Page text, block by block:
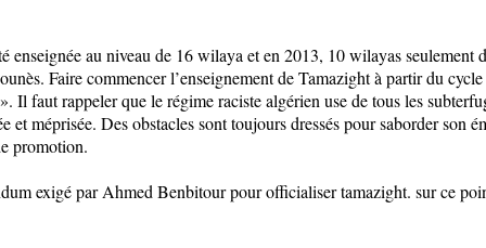
au niveau de 16 wilaya et en 2013, 10 wilayas seulement
Faire commencer l’enseignement de Tamazight à partir du
Il faut rappeler que le régime raciste algérien use de tous les
et méprisée. Des obstacles sont toujours dressés pour saborder son
promotion.
exigé par Ahmed Benbitour pour officialiser tamazight. sur ce